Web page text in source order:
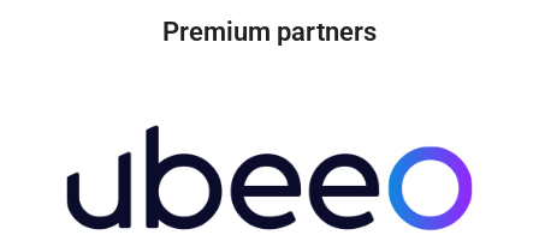
Premium partners